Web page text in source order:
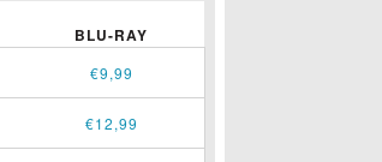
BLU-RAY
€9,99
€12,99